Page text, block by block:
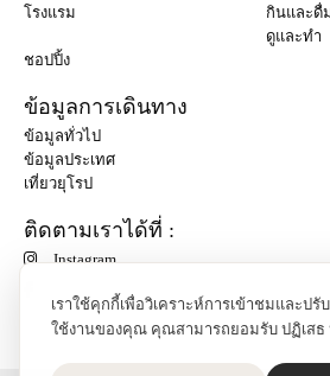
เราใช้คุกกี้เพื่อวิเคราะห์การเข้าชมและปรับปรุงประสบการณ์การ
ใช้งานของคุณ คุณสามารถยอมรับ ปฏิเสธ
โรงแรม
กินและดื่
ดูและทำ
ชอปปิ้ง
ข้อมูลการเดินทาง
ข้อมูลทั่วไป
ข้อมูลประเทศ
เที่ยวยุโรป
ติดตามเราได้ที่ :
Instagram